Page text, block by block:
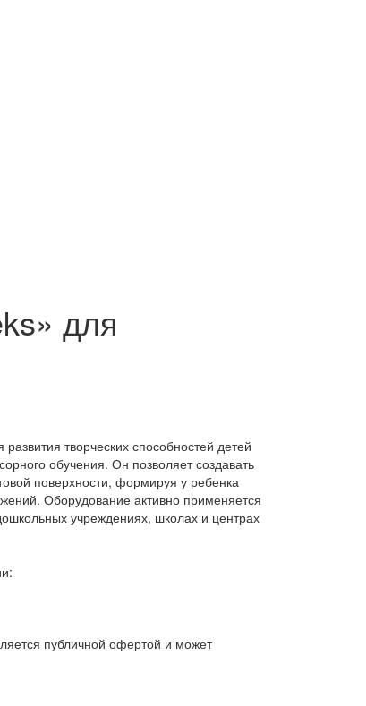
для
творческих способностей детей
обучения. Он позволяет создавать
поверхности, формируя у ребенка
Оборудование активно применяется
учреждениях, школах и центрах
публичной офертой и может